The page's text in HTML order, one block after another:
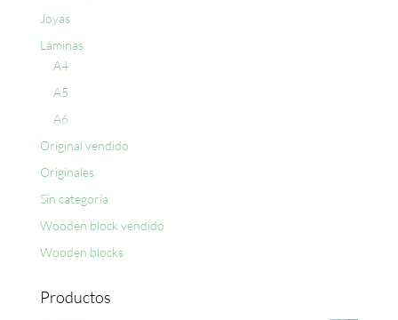
Joyas
Láminas
A4
A5
A6
Original vendido
Originales
Sin categoría
Wooden block vendido
Wooden blocks
Productos